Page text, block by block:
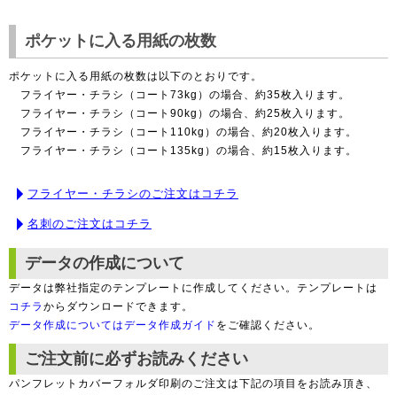
ポケットに入る用紙の枚数
ポケットに入る用紙の枚数は以下のとおりです。
フライヤー・チラシ（コート73kg）の場合、約35枚入ります。
フライヤー・チラシ（コート90kg）の場合、約25枚入ります。
フライヤー・チラシ（コート110kg）の場合、約20枚入ります。
フライヤー・チラシ（コート135kg）の場合、約15枚入ります。
フライヤー・チラシのご注文はコチラ
名刺のご注文はコチラ
データの作成について
データは弊社指定のテンプレートに作成してください。テンプレートは
コチラ からダウンロードできます。
データ作成についてはデータ作成ガイド をご確認ください。
ご注文前に必ずお読みください
パンフレットカバーフォルダ印刷のご注文は下記の項目をお読み頂き、